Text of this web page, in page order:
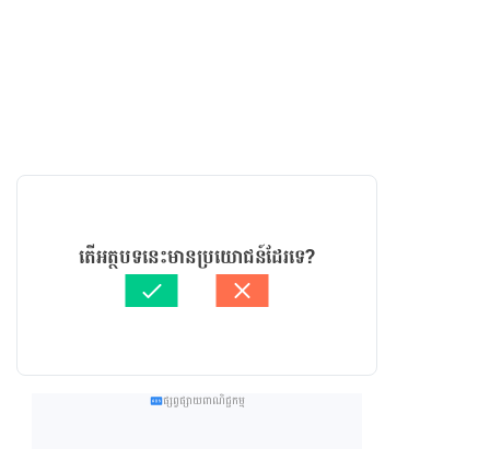
តើអត្ថបទនេះមានប្រយោជន៍ដែរទេ?
ផ្សព្វផ្សាយពាណិជ្ជកម្ម